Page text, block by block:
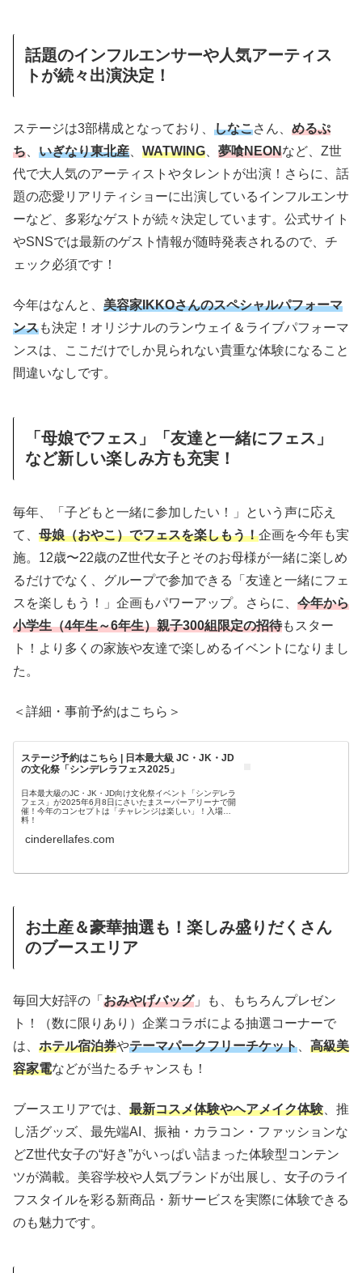
話題のインフルエンサーや人気アーティス
トが続々出演決定！
ステージは3部構成となっており、 しなこさん、 めるぷ
ち
いぎなり東北産 WATWING 夢喰NEONなど、Z世
代で大人気のアーティストやタレントが出演！さらに、話
題の恋愛リアリティショーに出演しているインフルエンサ
ーなど、多彩なゲストが続々決定しています。公式サイト
やSNSでは最新のゲスト情報が随時発表されるので、チ
ェック必須です！
今年はなんと、 美容家IKKOさんのスペシャルパフォーマ
ンスも決定！オリジナルのランウェイ＆ライブパフォーマ
ンスは、ここだけでしか見られない貴重な体験になること
間違いなしです。
「母娘でフェス」「友達と一緒にフェス」
など新しい楽しみ方も充実！
毎年、「子どもと一緒に参加したい！」という声に応え
て、 母娘（おやこ）でフェスを楽しもう！企画を今年も実
施。12歳〜22歳のZ世代女子とそのお母様が一緒に楽しめ
るだけでなく、グループで参加できる「友達と一緒にフェ
スを楽しもう！」企画もパワーアップ。さらに、 今年から
小学生（4年生～6年生）親子300組限定の招待もスター
ト！より多くの家族や友達で楽しめるイベントになりまし
た。
＜詳細・事前予約はこちら＞
ステージ予約はこちら | 日本最大級 JC・JK・JD
の文化祭「シンデレラフェス2025」
日本最大級のJC・JK・JD向け文化祭イベント「シンデレラ
フェス」が2025年6月8日にさいたまスーパーアリーナで開
催！今年のコンセプトは「チャレンジは楽しい」！入場無
料！
cinderellafes.com
お土産＆豪華抽選も！楽しみ盛りだくさん
のブースエリア
毎回大好評の「 おみやげバッグ」も、もちろんプレゼン
ト！（数に限りあり）企業コラボによる抽選コーナーで
は、 ホテル宿泊券やテーマパークフリーチケット
高級美
容家電などが当たるチャンスも！
ブースエリアでは、 最新コスメ体験やヘアメイク体験、推
し活グッズ、最先端AI、振袖・カラコン・ファッションな
どZ世代女子の“好き”がいっぱい詰まった体験型コンテン
ツが満載。美容学校や人気ブランドが出展し、女子のライ
フスタイルを彩る新商品・新サービスを実際に体験できる
のも魅力です。